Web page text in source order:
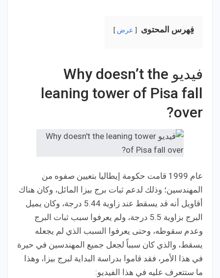
فِهرس المحتوى عرض
فيديو Why doesn’t the
leaning tower of Pisa fall
over?
عام 1999 قامت حكومة إيطاليا بتعيين صفوه من
المهندسين؛ وذلك لدعم ثبات برج بيزا المائل، وكان هناك
أقاويل أنه قد يسقط عند زاوية 5.44 درجة، وكان يميل
البرج بزاوية 5.5 درجة، ولم يعرفوا سبب ثبات البرج
وعدم سقوطه، وحتى يعرفوا السبب الذي لم يجعله
يسقط، والذي كان سبباً لجعل جميع المهندسين في حيرة
في هذا الأمر، فقد قاموا بدراسة البداية لبرج بيزا، وهذا
ما ستتعرف عليه في هذا الفيديو: